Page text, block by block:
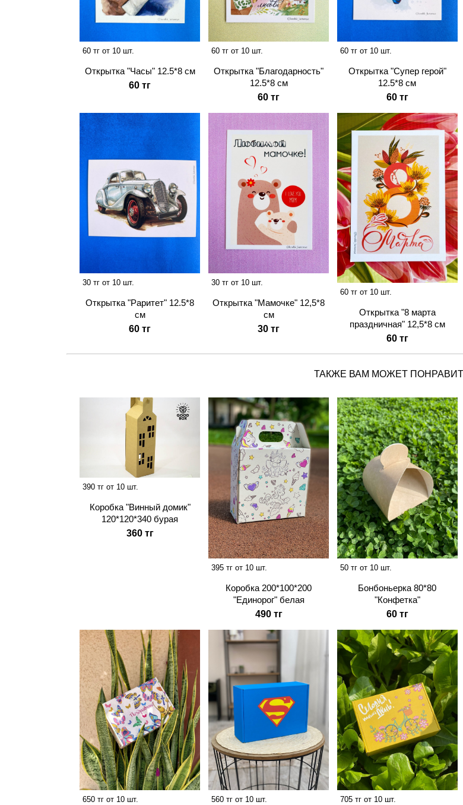
60 тг от 10 шт.
Открытка "Часы" 12.5*8 см
60 тг
60 тг от 10 шт.
Открытка "Благодарность"
12.5*8 см
60 тг
60 тг от 10 шт.
Открытка "Супер герой"
12.5*8 см
60 тг
30 тг от 10 шт.
Открытка "Раритет" 12.5*8
см
60 тг
30 тг от 10 шт.
Открытка "Мамочке" 12,5*8
см
30 тг
60 тг от 10 шт.
Открытка "8 марта
праздничная" 12,5*8 см
60 тг
ТАКЖЕ ВАМ МОЖЕТ
390 тг от 10 шт.
Коробка "Винный домик"
120*120*340 бурая
360 тг
395 тг от 10 шт.
Коробка 200*100*200
"Единорог" белая
490 тг
50 тг от 10 шт.
Бонбоньерка 80*80
"Конфетка"
60 тг
650 тг от 10 шт. 560 тг от 10 шт. 705 тг от 10 шт.